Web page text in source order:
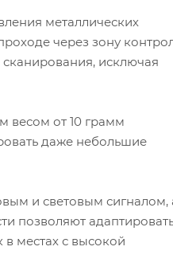
металлических
через зону
исключая
весом от 10 грамм
даже небольшие
и световым сигналом,
позволяют
в местах с высокой